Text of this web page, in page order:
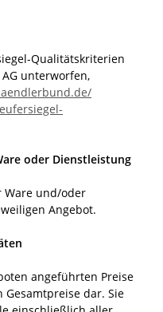
Qualitätskriterien
unterworfen,
oder Dienstleistung
Ware und/oder
Angebot.
angeführten Preise
Gesamtpreise dar. Sie